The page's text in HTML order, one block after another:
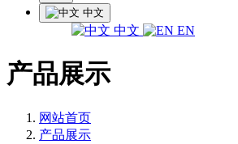
中文
中文 EN
产品展示
网站首页
产品展示